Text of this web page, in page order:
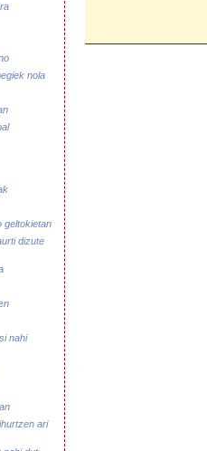
nola
geltokietan
dizute
nahi
ari